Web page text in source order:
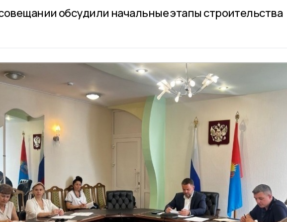
обсудили начальные этапы строительства